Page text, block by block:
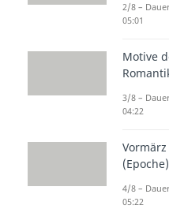
verlassen,
also ihre
vertrauten
sondern auf
bedeutete:
— ohne
2/8 –
05:01
Motive
3/8 –
04:22
Vormärz
(Epoche)
4/8 –
05:22